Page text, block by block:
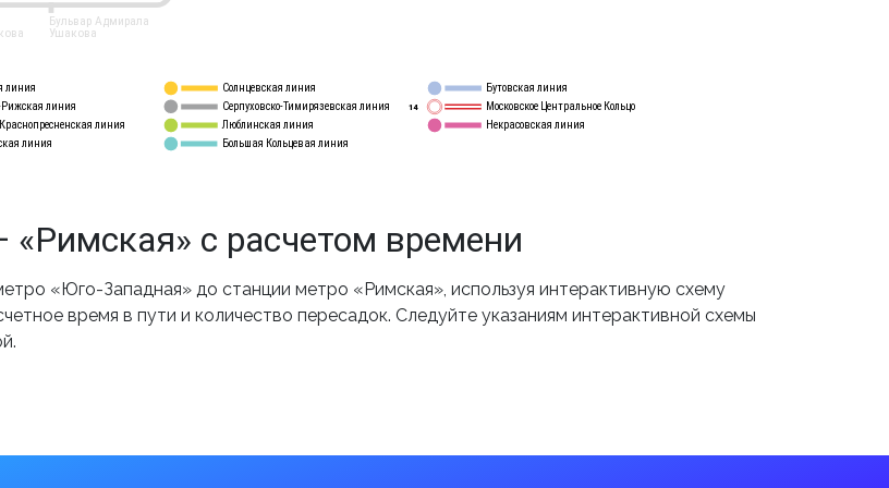
линия
Рижская линия
линия
линия
Солнцевская линия
Серпуховско-Тимирязевская линия
Люблинская линия
Бутовская линия
Московское Центральное Кольцо
Большая Кольцевая линия
Некрасовская линия
14
Бульвар Адмирала
Ушакова
с расчетом времени
«Юго-Западная» до станции метро «Римская», используя интерактивную схему
время в пути и количество пересадок. Следуйте указаниям интерактивной схемы